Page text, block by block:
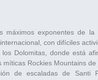
máximos exponentes de la
con difíciles
Dolomitas, donde está
míticas Rockies Mountains de
de escaladas de Santi